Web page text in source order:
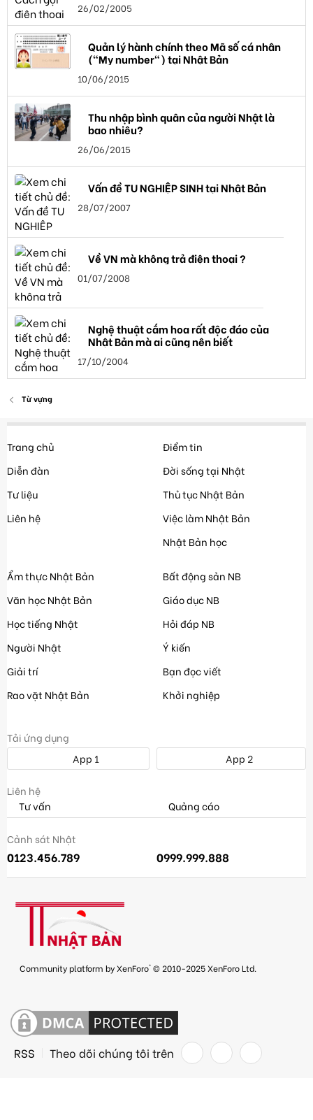
26/02/2005
Quản lý hành chính theo Mã số cá nhân
("My number") tại Nhật Bản
10/06/2015
Thu nhập bình quân của người Nhật là
bao nhiêu?
26/06/2015
Vấn đề TU NGHIỆP SINH tại Nhật Bản
28/07/2007
Về VN mà không trả điện thoại ?
01/07/2008
Nghệ thuật cắm hoa rất độc đáo của
Nhật Bản mà ai cũng nên biết
17/10/2004
Từ vựng
Trang chủ
Diễn đàn
Tư liệu
Liên hệ
Điểm tin
Đời sống tại Nhật
Thủ tục Nhật Bản
Việc làm Nhật Bản
Nhật Bản học
Ẩm thực Nhật Bản
Văn học Nhật Bản
Học tiếng Nhật
Người Nhật
Giải trí
Rao vặt Nhật Bản
Bất động sản NB
Giáo dục NB
Hỏi đáp NB
Ý kiến
Bạn đọc viết
Khởi nghiệp
Tải ứng dụng
App 1
App 2
Liên hệ
Tư vấn
Quảng cáo
Cảnh sát Nhật
0123.456.789 0999.999.888
Community platform by XenForo® © 2010-2025 XenForo Ltd.
RSS Theo dõi chúng tôi trên